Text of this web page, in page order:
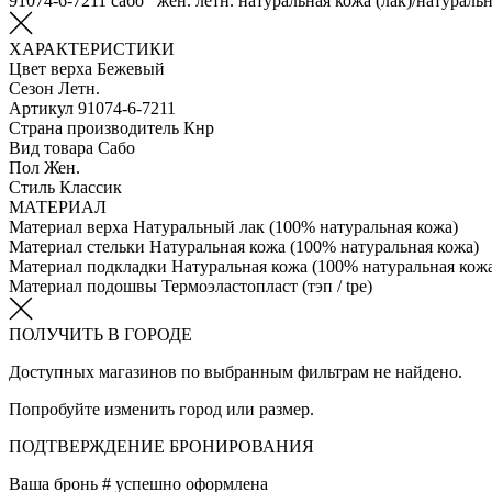
ХАРАКТЕРИСТИКИ
Цвет верха Бежевый
Сезон Летн.
Артикул 91074-6-7211
Страна производитель Кнр
Вид товара Сабо
Пол Жен.
Стиль Классик
МАТЕРИАЛ
Материал верха Натуральный лак (100% натуральная кожа)
Материал стельки Натуральная кожа (100% натуральная кожа)
Материал подкладки Натуральная кожа (100% натуральная
Материал подошвы Термоэластопласт (тэп / tpe)
ПОЛУЧИТЬ В ГОРОДЕ
Доступных магазинов по выбранным фильтрам не найдено.
Попробуйте изменить город или размер.
ПОДТВЕРЖДЕНИЕ БРОНИРОВАНИЯ
Ваша бронь # успешно оформлена